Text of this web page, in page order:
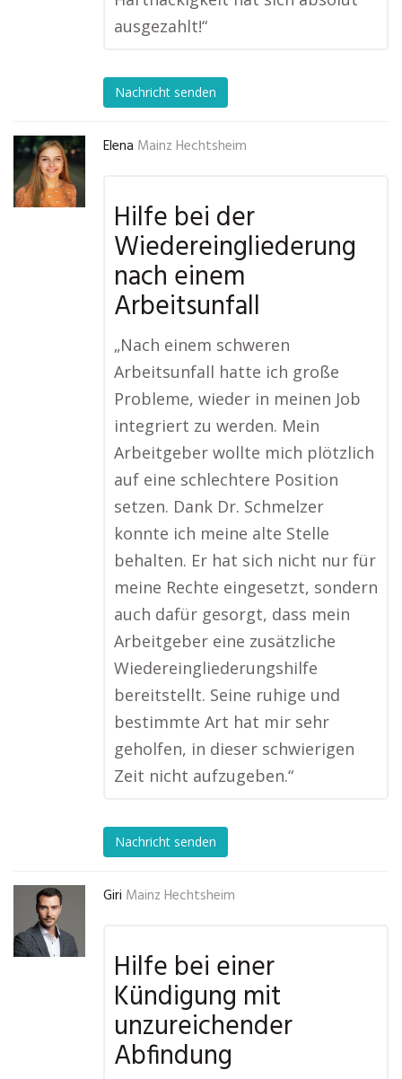
ausgezahlt!“
Nachricht senden
Elena Mainz Hechtsheim
Hilfe bei der
Wiedereingliederung
nach einem
Arbeitsunfall
„Nach einem schweren
Arbeitsunfall hatte ich große
Probleme, wieder in meinen Job
integriert zu werden. Mein
Arbeitgeber wollte mich plötzlich
auf eine schlechtere Position
setzen. Dank Dr. Schmelzer
konnte ich meine alte Stelle
behalten. Er hat sich nicht nur für
meine Rechte eingesetzt, sondern
auch dafür gesorgt, dass mein
Arbeitgeber eine zusätzliche
Wiedereingliederungshilfe
bereitstellt. Seine ruhige und
bestimmte Art hat mir sehr
geholfen, in dieser schwierigen
Zeit nicht aufzugeben.“
Nachricht senden
Giri Mainz Hechtsheim
Hilfe bei einer
Kündigung mit
unzureichender
Abfindung